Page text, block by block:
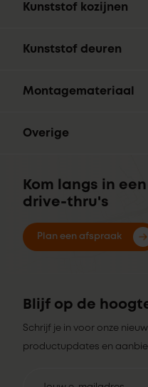
Kunststof kozijnen
Kunststof deuren
Montagemateriaal
Overige
Kom langs in
drive-thru's
Plan een afspraak
Blijf op de
Schrijf je in voor onze
productupdates en